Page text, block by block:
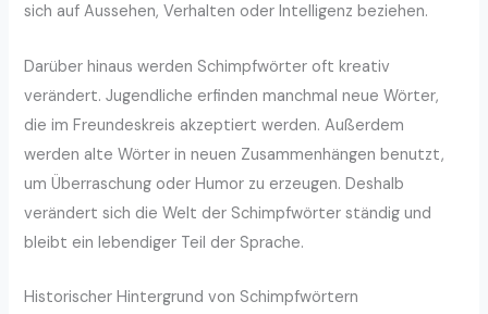
sich auf Aussehen, Verhalten oder Intelligenz beziehen.
Darüber hinaus werden Schimpfwörter oft kreativ
verändert. Jugendliche erfinden manchmal neue Wörter,
die im Freundeskreis akzeptiert werden. Außerdem
werden alte Wörter in neuen Zusammenhängen benutzt,
um Überraschung oder Humor zu erzeugen. Deshalb
verändert sich die Welt der Schimpfwörter ständig und
bleibt ein lebendiger Teil der Sprache.
Historischer Hintergrund von Schimpfwörtern